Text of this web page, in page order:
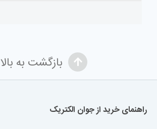
بازگشت به بالا
راهنمای خرید از جوان الکتریک